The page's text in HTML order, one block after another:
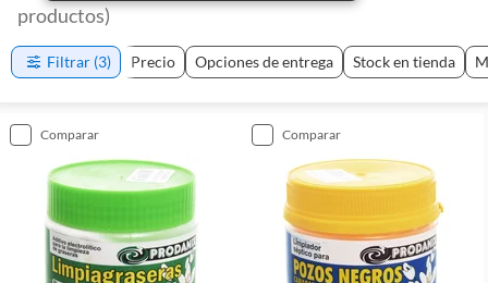
productos)
Filtrar (3) Precio Opciones de entrega Stock en tienda
comparar comparar